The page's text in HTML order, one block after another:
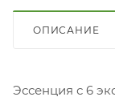
ОПИСАНИЕ
Эссенция с 6